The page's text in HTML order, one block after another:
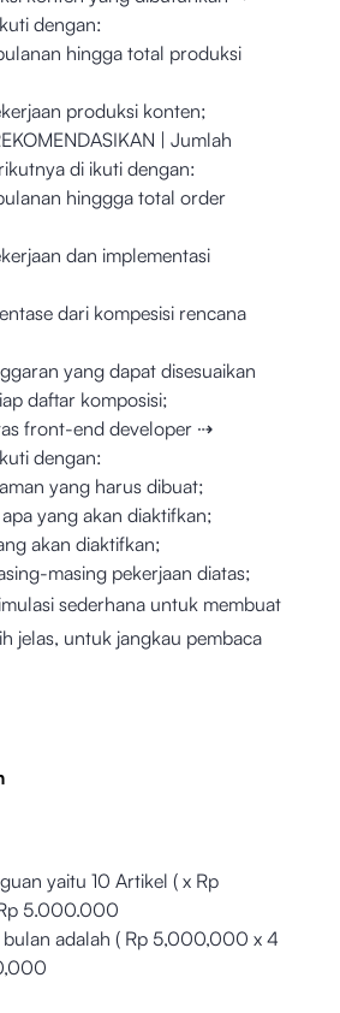
dengan:
hingga total produksi
produksi konten;
| Jumlah
di ikuti dengan:
hinggga total order
dan implementasi
dari kompesisi rencana
yang dapat disesuaikan
daftar komposisi;
front-end developer ⇢
dengan:
yang harus dibuat;
yang akan diaktifkan;
akan diaktifkan;
masing pekerjaan diatas;
sederhana untuk membuat
jelas, untuk jangkau pembaca
yaitu 10 Artikel ( x Rp
5.000.000
bulan adalah ( Rp 5,000,000 x 4